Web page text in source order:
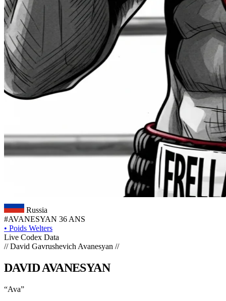
Russia
#AVANESYAN 36 ANS
• Poids Welters
Live Codex Data
// David Gavrushevich Avanesyan //
DAVIDAVANESYAN
“Ava”